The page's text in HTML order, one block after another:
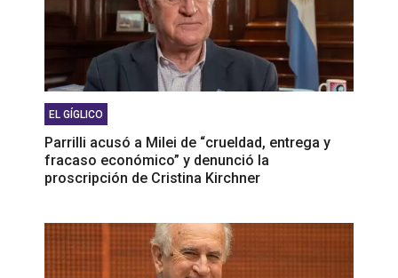
Nicolás Kreplak: “Repusimos políticas que
sacaron desde Cambiemos”
EL GÍGLICO
Parrilli acusó a Milei de “crueldad, entrega y
fracaso económico” y denunció la
proscripción de Cristina Kirchner